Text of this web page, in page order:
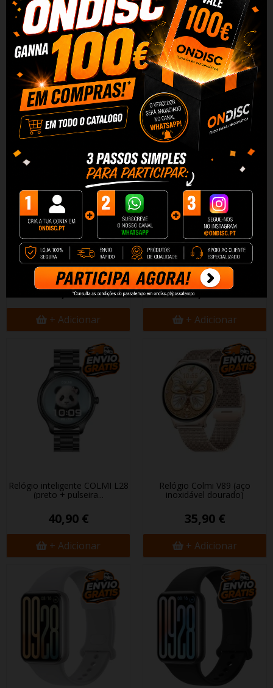
Relógio inteligente COLMI L28
(prateado-roxo +...
41,91 €
+ Adicionar
Relógio inteligente COLMI L28
(silicone preto +...
39,90 €
+ Adicionar
Relógio inteligente Colmi V75
(preto)
41,91 €
+ Adicionar
Relógio inteligente COLMI L28
(Dourado +...
40,90 €
+ Adicionar
Relógio inteligente COLMI L28
(preto + pulseira...
40,90 €
+ Adicionar
Relógio Colmi V89 (aço
inoxidável dourado)
35,90 €
+ Adicionar